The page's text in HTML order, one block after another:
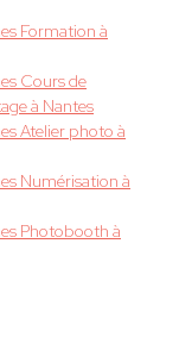
Formation à
Cours de
à Nantes
Atelier photo à
Numérisation à
Photobooth à